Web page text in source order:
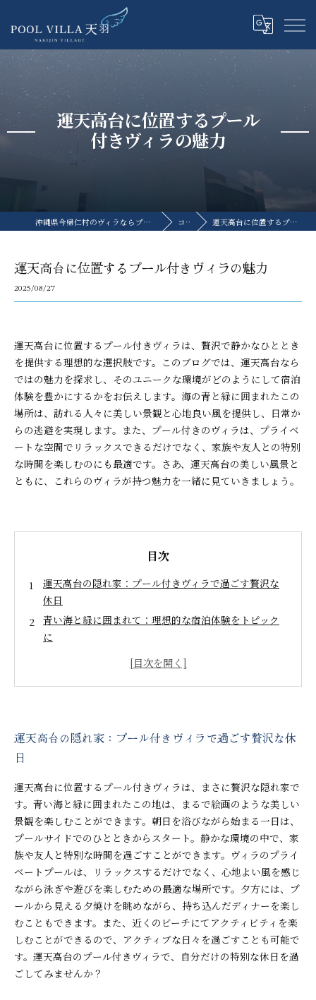
運天高台に位置するプール
付きヴィラの魅力
沖縄県今帰仁村のヴィラならプライベートプールヴィラ天羽 コラム 運天高台に位置するプール付きヴィラの魅力
運天高台に位置するプール付きヴィラの魅力
2025/08/27
運天高台に位置するプール付きヴィラは、贅沢で静かなひととき
を提供する理想的な選択肢です。このブログでは、運天高台なら
ではの魅力を探求し、そのユニークな環境がどのようにして宿泊
体験を豊かにするかをお伝えします。海の青と緑に囲まれたこの
場所は、訪れる人々に美しい景観と心地良い風を提供し、日常か
らの逃避を実現します。また、プール付きのヴィラは、プライベ
ートな空間でリラックスできるだけでなく、家族や友人との特別
な時間を楽しむのにも最適です。さあ、運天高台の美しい風景と
ともに、これらのヴィラが持つ魅力を一緒に見ていきましょう。
目次
運天高台の隠れ家：プール付きヴィラで過ごす贅沢な
休日
青い海と緑に囲まれて：理想的な宿泊体験をトピック
に
プライベート空間の魅力：友人や家族との特別な時間
プール付きヴィラでリラックス：日常からの逃避を実
運天高台の隠れ家：プール付きヴィラで過ごす贅沢な休
日
運天高台に位置するプール付きヴィラは、まさに贅沢な隠れ家で
す。青い海と緑に囲まれたこの地は、まるで絵画のような美しい
景観を楽しむことができます。朝日を浴びながら始まる一日は、
プールサイドでのひとときからスタート。静かな環境の中で、家
族や友人と特別な時間を過ごすことができます。ヴィラのプライ
ベートプールは、リラックスするだけでなく、心地よい風を感じ
ながら泳ぎや遊びを楽しむための最適な場所です。夕方には、プ
ールから見える夕焼けを眺めながら、持ち込んだディナーを楽し
むこともできます。また、近くのビーチにてアクティビティを楽
しむことができるので、アクティブな日々を過ごすことも可能で
す。運天高台のプール付きヴィラで、自分だけの特別な休日を過
ごしてみませんか？